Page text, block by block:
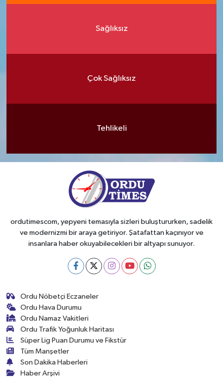
Sağlıksız
Çok Sağlıksız
Tehlikeli
ordutimescom, yepyeni temasıyla sizleri buluştururken, sadelik
ve modernizmi bir araya getiriyor. Şatafattan kaçınıyor ve
insanlara haber okuyabilecekleri bir altyapı sunuyor.
Ordu Nöbetçi Eczaneler
Ordu Hava Durumu
Ordu Namaz Vakitleri
Ordu Trafik Yoğunluk Haritası
Süper Lig Puan Durumu ve Fikstür
Tüm Manşetler
Son Dakika Haberleri
Haber Arşivi